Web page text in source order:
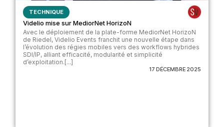
TECHNIQUE
Videlio mise sur MediorNet HorizoN
Avec le déploiement de la plate-forme MediorNet HorizoN
de Riedel, Videlio Events franchit une nouvelle étape dans
l’évolution des régies mobiles vers des workflows hybrides
SDI/IP, alliant efficacité, modularité et simplicité
d’exploitation.[...]
17 DÉCEMBRE 2025